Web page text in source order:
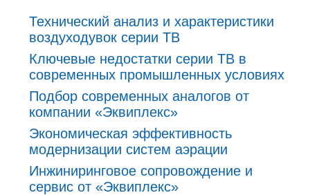
Технический анализ и характеристики
воздуходувок серии ТВ
Ключевые недостатки серии ТВ в
современных промышленных условиях
Подбор современных аналогов от
компании «Эквиплекс»
Экономическая эффективность
модернизации систем аэрации
Инжиниринговое сопровождение и
сервис от «Эквиплекс»